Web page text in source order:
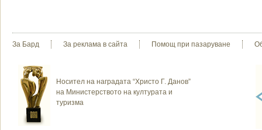
За Бард За реклама в сайта Помощ при пазаруване
Носител на наградата “Христо Г. Данов”
на Министерството на културата и
туризма